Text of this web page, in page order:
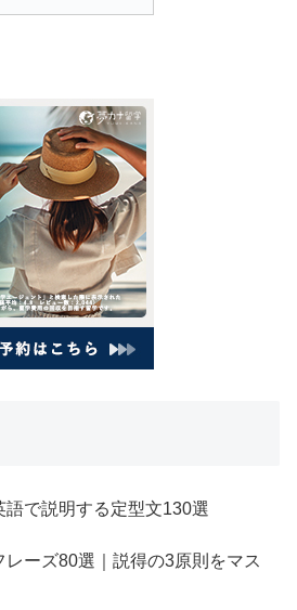
で説明する定型文130選
ーズ80選｜説得の3原則をマス